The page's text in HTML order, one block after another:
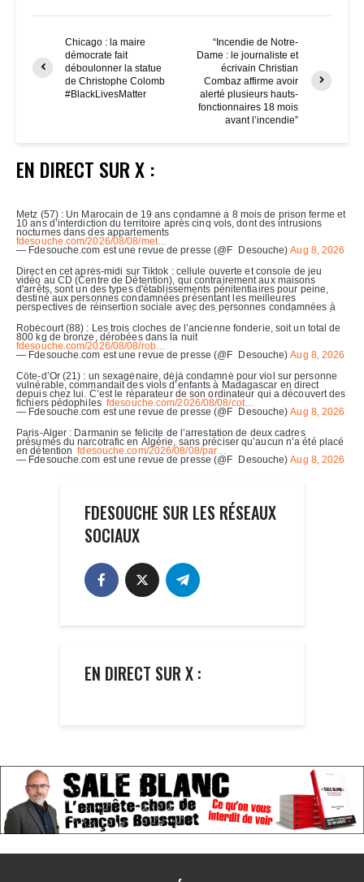
Chicago : la maire
démocrate fait
déboulonner la statue
de Christophe Colomb
#BlackLivesMatter
“Incendie de Notre-
Dame : le journaliste et
écrivain Christian
Combaz affirme avoir
alerté plusieurs hauts-
fonctionnaires 18 mois
avant l’incendie”
EN DIRECT SUR X :
FDESOUCHE SUR LES RÉSEAUX
SOCIAUX
EN DIRECT SUR X :